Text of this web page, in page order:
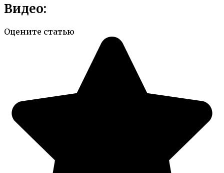
Видео:
Оцените статью